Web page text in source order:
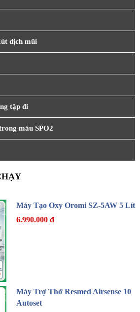
dịch mũi
tập đi
máu SPO2
Máy Tạo Oxy Oromi SZ-5AW 5 Lít
6.990.000 đ
Máy Trợ Thở Resmed Airsense 10
Autoset